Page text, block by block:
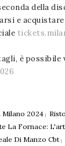
della
e
è possibile
Milano 2024 |
La Fornace:
Di Manzo Cbt|